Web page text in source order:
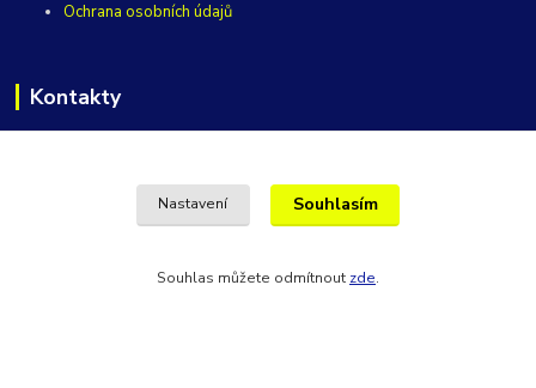
Ochrana osobních údajů
Kontakty
+420 604 101 510
vycepy@maroservis.cz
Nastavení Souhlasím
Souhlas můžete odmítnout zde.